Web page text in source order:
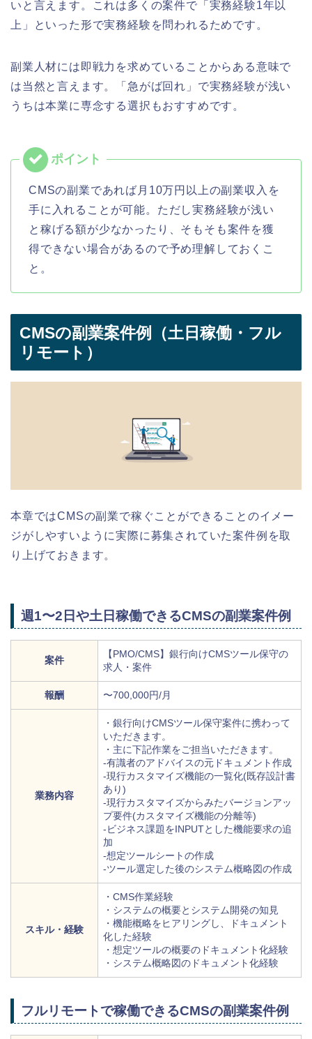
いと言えます。これは多くの案件で「実務経験1年以
上」といった形で実務経験を問われるためです。
副業人材には即戦力を求めていることからある意味で
は当然と言えます。「急がば回れ」で実務経験が浅い
うちは本業に専念する選択もおすすめです。
CMSの副業であれば月10万円以上の副業収入を
手に入れることが可能。ただし実務経験が浅い
と稼げる額が少なかったり、そもそも案件を獲
得できない場合があるので予め理解しておくこ
と。
CMSの副業案件例（土日稼働・フル
リモート）
本章ではCMSの副業で稼ぐことができることのイメー
ジがしやすいように実際に募集されていた案件例を取
り上げておきます。
週1〜2日や土日稼働できるCMSの副業案件例
案件
【PMO/CMS】銀行向けCMSツール保守の
求人・案件
報酬 〜700,000円/月
業務内容
・銀行向けCMSツール保守案件に携わって
いただきます。
・主に下記作業をご担当いただきます。
-有識者のアドバイスの元ドキュメント作成
-現行カスタマイズ機能の一覧化(既存設計書
あり)
-現行カスタマイズからみたバージョンアッ
プ要件(カスタマイズ機能の分離等)
-ビジネス課題をINPUTとした機能要求の追
加
-想定ツールシートの作成
-ツール選定した後のシステム概略図の作成
スキル・経験
・CMS作業経験
・システムの概要とシステム開発の知見
・機能概略をヒアリングし、ドキュメント
化した経験
・想定ツールの概要のドキュメント化経験
・システム概略図のドキュメント化経験
フルリモートで稼働できるCMSの副業案件例